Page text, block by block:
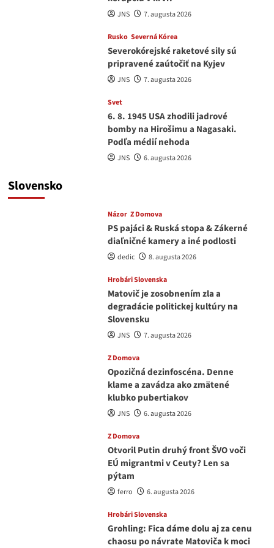
JNS 7. augusta 2026
Rusko Severná Kórea
Severokórejské raketové sily sú
pripravené zaútočiť na Kyjev
JNS 7. augusta 2026
Svet
6. 8. 1945 USA zhodili jadrové
bomby na Hirošimu a Nagasaki.
Podľa médií nehoda
JNS 6. augusta 2026
Slovensko
Názor Z Domova
PS pajáci & Ruská stopa & Zákerné
diaľničné kamery a iné podlosti
dedic 8. augusta 2026
Hrobári Slovenska
Matovič je zosobnením zla a
degradácie politickej kultúry na
Slovensku
JNS 7. augusta 2026
Z Domova
Opozičná dezinfoscéna. Denne
klame a zavádza ako zmätené
klubko pubertiakov
JNS 6. augusta 2026
Z Domova
Otvoril Putin druhý front ŠVO voči
EÚ migrantmi v Ceuty? Len sa
pýtam
ferro 6. augusta 2026
Hrobári Slovenska
Grohling: Fica dáme dolu aj za cenu
chaosu po návrate Matoviča k moci